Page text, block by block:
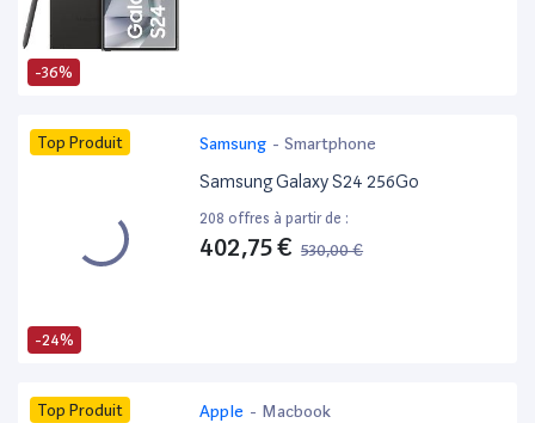
-36%
-24%
Top Produit Samsung - Smartphone
Samsung Galaxy S24 256Go
208 offres à partir de :
402,75 € 530,00 €
Top Produit Apple - Macbook